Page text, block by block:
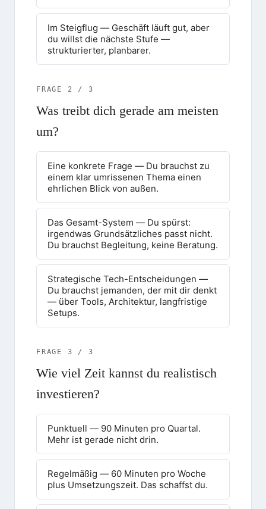
Im Steigflug — Geschäft läuft gut, aber
du willst die nächste Stufe —
strukturierter, planbarer.
FRAGE 2 /3
Was treibt dich gerade am meisten
um?
Eine konkrete Frage — Du brauchst zu
einem klar umrissenen Thema einen
ehrlichen Blick von außen.
Das Gesamt-System — Du spürst:
irgendwas Grundsätzliches passt nicht.
Du brauchst Begleitung, keine Beratung.
Strategische Tech-Entscheidungen —
Du brauchst jemanden, der mit dir denkt
— über Tools, Architektur, langfristige
Setups.
FRAGE 3 /3
Wie viel Zeit kannst du realistisch
investieren?
Punktuell — 90 Minuten pro Quartal.
Mehr ist gerade nicht drin.
Regelmäßig — 60 Minuten pro Woche
plus Umsetzungszeit. Das schaffst du.